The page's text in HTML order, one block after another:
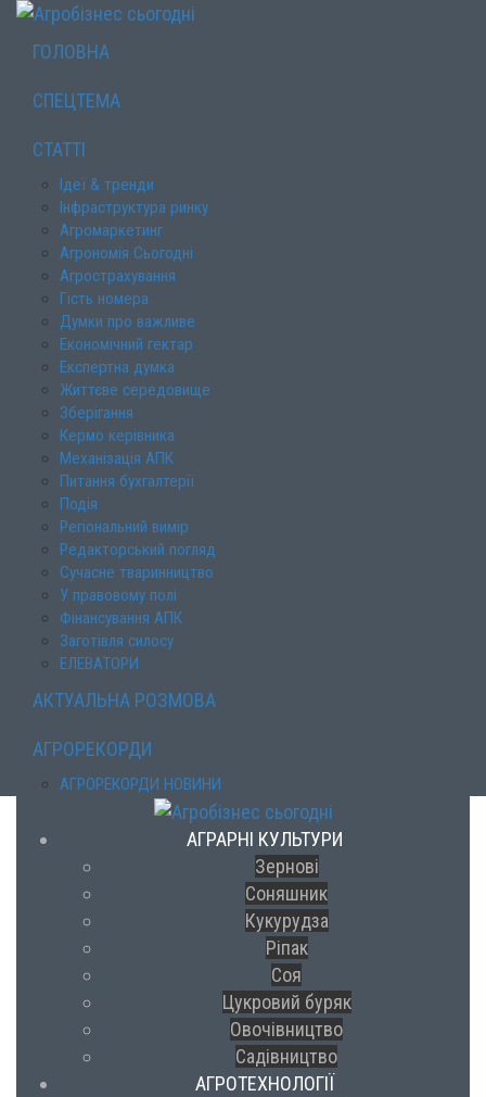
ГОЛОВНА
СПЕЦТЕМА
СТАТТІ
Ідеї & тренди
Інфраструктура ринку
Агромаркетинг
Агрономія Сьогодні
Агрострахування
Гість номера
Думки про важливе
Економічний гектар
Експертна думка
Життєве середовище
Зберігання
Кермо керівника
Механізація АПК
Питання бухгалтерії
Подія
Регіональний вимір
Редакторський погляд
Сучасне тваринництво
У правовому полі
Фінансування АПК
Заготівля силосу
ЕЛЕВАТОРИ
АКТУАЛЬНА РОЗМОВА
АГРОРЕКОРДИ
АГРОРЕКОРДИ НОВИНИ
АГРАРНІ КУЛЬТУРИ
Зернові
Соняшник
Кукурудза
Ріпак
Соя
Цукровий буряк
Овочівництво
Садівництво
АГРОТЕХНОЛОГІЇ